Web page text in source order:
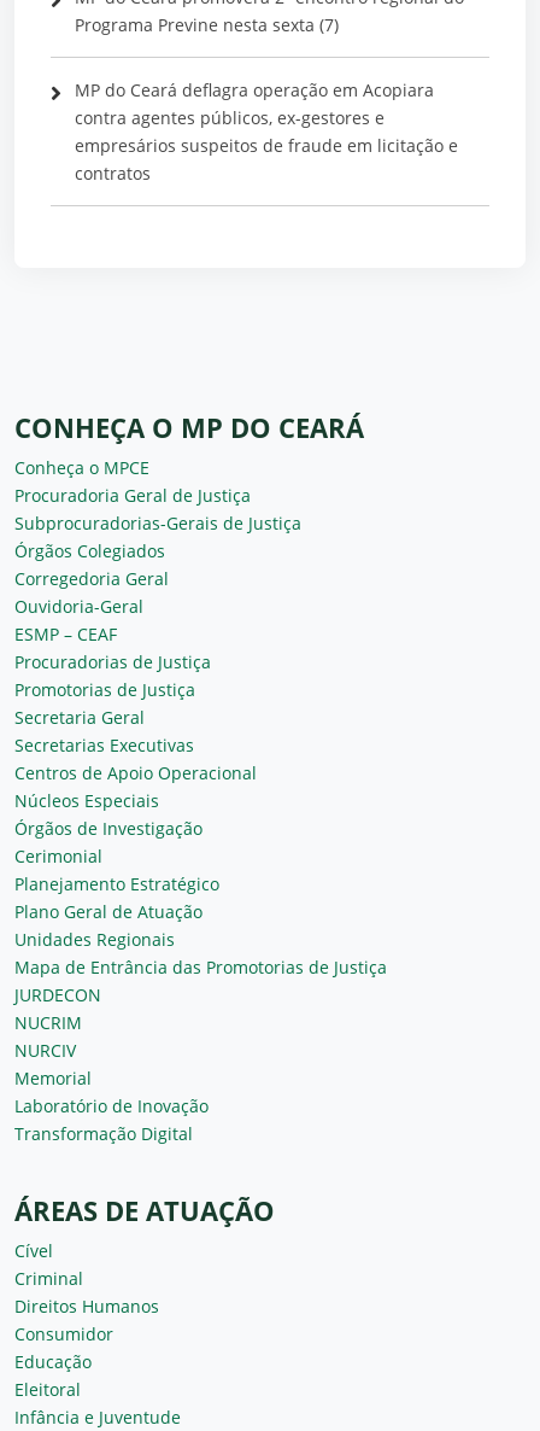
Programa Previne nesta sexta (7)
MP do Ceará deflagra operação em Acopiara
contra agentes públicos, ex-gestores e
empresários suspeitos de fraude em licitação e
contratos
CONHEÇA O MP DO CEARÁ
Conheça o MPCE
Procuradoria Geral de Justiça
Subprocuradorias-Gerais de Justiça
Órgãos Colegiados
Corregedoria Geral
Ouvidoria-Geral
ESMP – CEAF
Procuradorias de Justiça
Promotorias de Justiça
Secretaria Geral
Secretarias Executivas
Centros de Apoio Operacional
Núcleos Especiais
Órgãos de Investigação
Cerimonial
Planejamento Estratégico
Plano Geral de Atuação
Unidades Regionais
Mapa de Entrância das Promotorias de Justiça
JURDECON
NUCRIM
NURCIV
Memorial
Laboratório de Inovação
Transformação Digital
ÁREAS DE ATUAÇÃO
Cível
Criminal
Direitos Humanos
Consumidor
Educação
Eleitoral
Infância e Juventude